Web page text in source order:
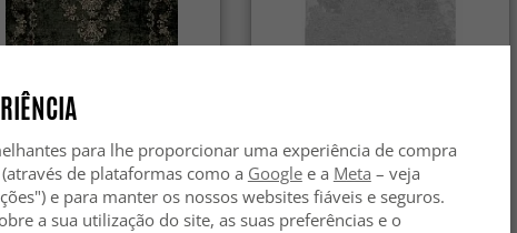
Wilton - Taknis (verde
€ 59.99 €
Tapetes felpudos - Aranga Super
Soft Fur (cinza)
34.99 €
para lhe proporcionar uma experiência de compra
de plataformas como a Googlee a Meta – veja
e para manter os nossos websites fiáveis e seguros.
a sua utilização do site, as suas preferências e o